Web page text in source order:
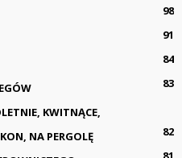
98
91
84
83
KWITNĄCE,
NA PERGOLĘ
82